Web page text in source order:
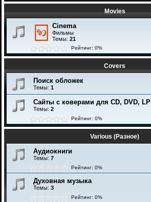
Movies
Cinema
Фильмы
Темы: 21
Рейтинг: 0%
Covers
Поиск обложек
Темы: 1
Сайты с коверами для CD, DVD, LP
Темы: 2
Рейтинг: 0%
Various (Разное)
Аудиокниги
Темы: 7
Рейтинг: 0%
Духовная музыка
Темы: 3
Рейтинг: 0%